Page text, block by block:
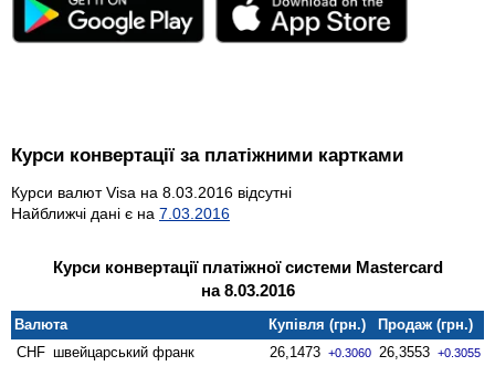
Курси конвертації за платіжними картками
Курси валют Visa на 8.03.2016 відсутні
Найближчі дані є на 7.03.2016
Курси конвертації платіжної системи Mastercard
на 8.03.2016
Валюта Купівля (грн.)
Продаж (грн.)
CHF швейцарський франк 26,1473 +0.3060 26,3553 +0.3055